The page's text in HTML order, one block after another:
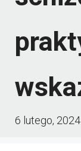
6 lutego, 2024